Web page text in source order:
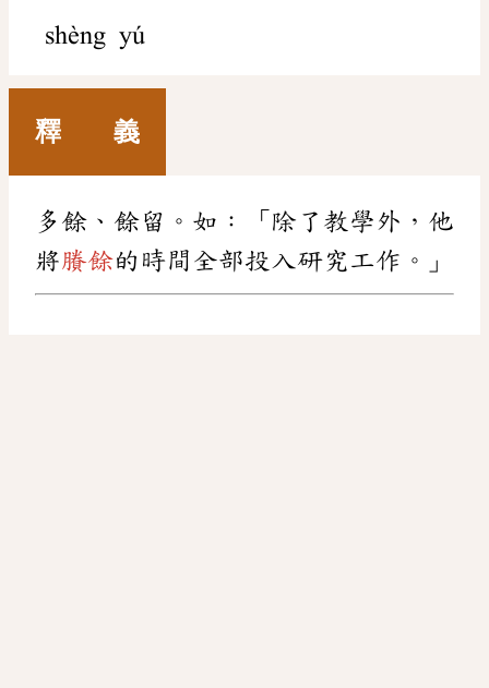
shèng yú
釋 義
多餘、餘留。如：「除了教學外，他
將賸餘的時間全部投入研究工作。」